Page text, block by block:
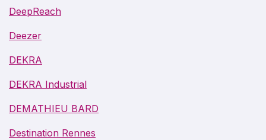
DeepReach
Deezer
DEKRA
DEKRA Industrial
DEMATHIEU BARD
Destination Rennes